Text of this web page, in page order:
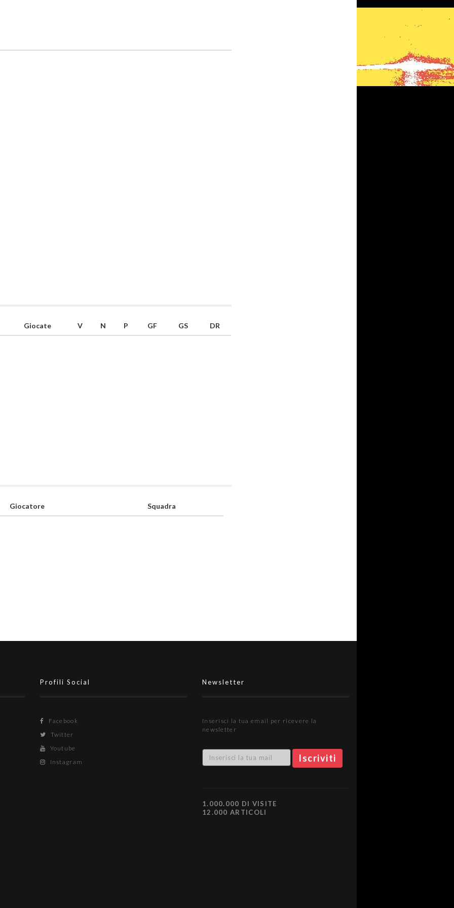
Giocate V N P GF GS DR
Giocatore Squadra
Profili Social
Facebook
Twitter
Youtube
Instagram
Newsletter
Inserisci la tua email per ricevere la
newsletter
1.000.000 DI VISITE
12.000 ARTICOLI